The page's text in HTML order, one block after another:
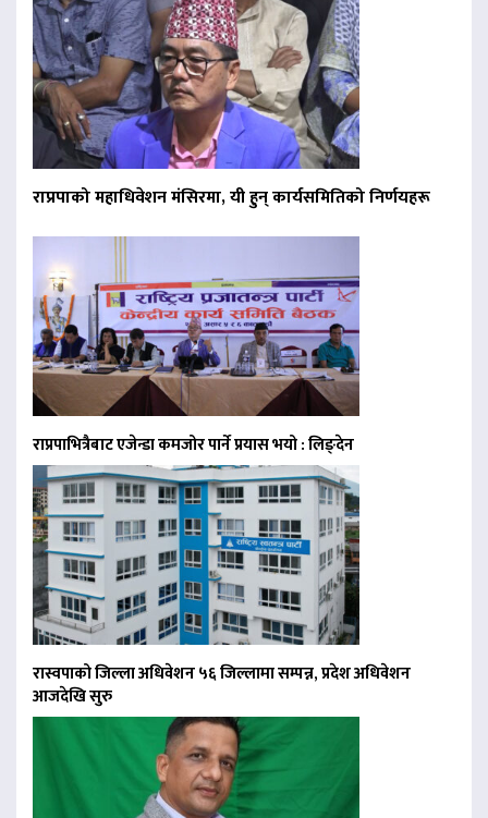
राप्रपाको महाधिवेशन मंसिरमा, यी हुन् कार्यसमितिको निर्णयहरू
राप्रपाभित्रैबाट एजेन्डा कमजोर पार्ने प्रयास भयो : लिङ्देन
रास्वपाको जिल्ला अधिवेशन ५६ जिल्लामा सम्पन्न, प्रदेश अधिवेशन
आजदेखि सुरु